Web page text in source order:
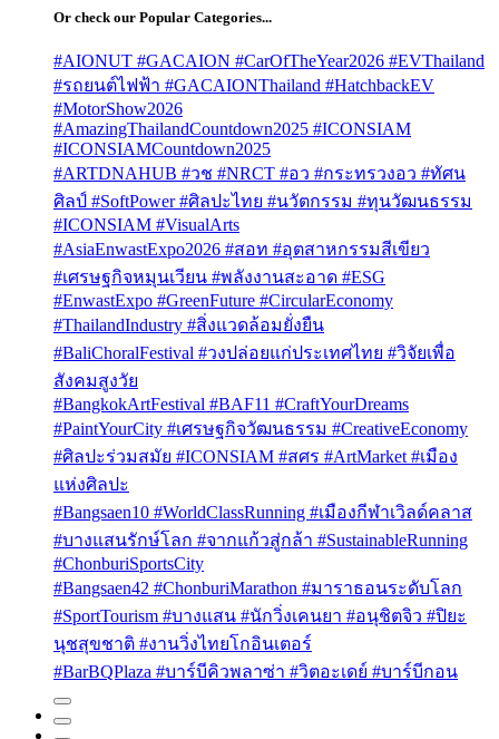
Or check our Popular Categories...
#AIONUT #GACAION #CarOfTheYear2026 #EVThailand
#รถยนต์ไฟฟ้า #GACAIONThailand #HatchbackEV
#MotorShow2026
#AmazingThailandCountdown2025 #ICONSIAM
#ICONSIAMCountdown2025
#ARTDNAHUB #วช #NRCT #อว #กระทรวงอว #ทัศน
ศิลป์ #SoftPower #ศิลปะไทย #นวัตกรรม #ทุนวัฒนธรรม
#ICONSIAM #VisualArts
#AsiaEnwastExpo2026 #สอท #อุตสาหกรรมสีเขียว
#เศรษฐกิจหมุนเวียน #พลังงานสะอาด #ESG
#EnwastExpo #GreenFuture #CircularEconomy
#ThailandIndustry #สิ่งแวดล้อมยั่งยืน
#BaliChoralFestival #วงปล่อยแก่ประเทศไทย #วิจัยเพื่อ
สังคมสูงวัย
#BangkokArtFestival #BAF11 #CraftYourDreams
#PaintYourCity #เศรษฐกิจวัฒนธรรม #CreativeEconomy
#ศิลปะร่วมสมัย #ICONSIAM #สศร #ArtMarket #เมือง
แห่งศิลปะ
#Bangsaen10 #WorldClassRunning #เมืองกีฬาเวิลด์คลาส
#บางแสนรักษ์โลก #จากแก้วสู่กล้า #SustainableRunning
#ChonburiSportsCity
#Bangsaen42 #ChonburiMarathon #มาราธอนระดับโลก
#SportTourism #บางแสน #นักวิ่งเคนยา #อนุชิตจิว #ปิยะ
นุชสุขชาติ #งานวิ่งไทยโกอินเตอร์
#BarBQPlaza #บาร์บีคิวพลาซ่า #วิตอะเดย์ #บาร์บีกอน